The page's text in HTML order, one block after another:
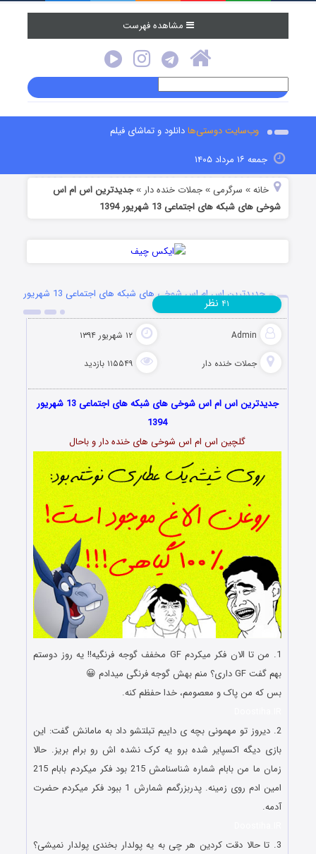
مشاهده فهرست
وب‌سایت دوستی‌هادانلود و تماشای فیلم
جمعه ۱۶ مرداد ۱۴۰۵
خانه » سرگرمی »جملات خنده دار »جدیدترین اس ام اس
شوخی های شبکه های اجتماعی 13 شهریور 1394
جدیدترین اس ام اس شوخی های شبکه های اجتماعی 13 شهریور
1394
Admin ۱۲ شهریور ۱۳۹۴
جملات خنده دار ۱۱۵۵۴۹ بازدید
۴۱ نظر
جدیدترین اس ام اس شوخی های شبکه های اجتماعی 13 شهریور
1394
گلچین اس ام اس شوخی های خنده دار و باحال
1. من تا الان فکر میکردم GF مخفف گوجه فرنگیه!! یه روز دوستم
بهم گفت GF داری؟ منم بهش گوجه فرنگی میدادم 😀
بس که من پاک و معصومم، خدا حفظم کنه.
2. دیروز تو مهمونی بچه ی داییم تبلتشو داد به مامانش گفت: این
بازی دیگه اکسپایر شده برو یه کرک نشده اش رو برام بریز. حالا
زمان ما من بابام شماره شناسنامش 215 بود فکر میکردم بابام 215
امین ادم روی زمینه. پدربزرگمم شمارش 1 ببود فکر میکردم حضرت
آدمه.
3. تا حالا دقت کردین هر چی به یه پولدار بخندی پولدار نمیشی؟